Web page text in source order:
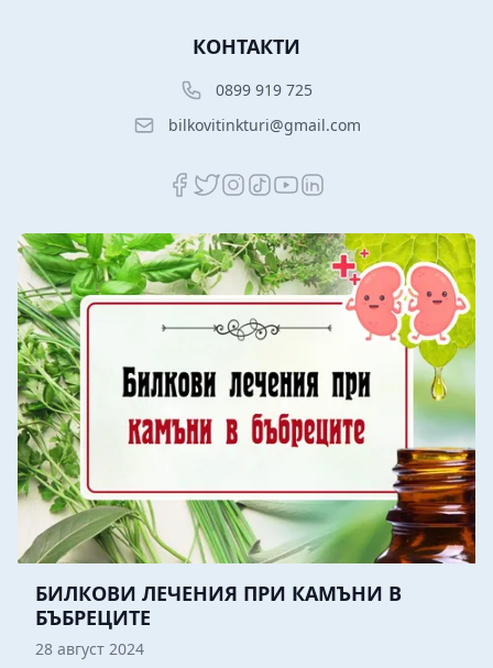
КОНТАКТИ
0899 919 725
bilkovitinkturi@gmail.com
БИЛКОВИ ЛЕЧЕНИЯ ПРИ КАМЪНИ В
БЪБРЕЦИТЕ
28 август 2024